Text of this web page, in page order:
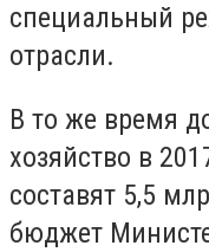
специальный
отрасли.
В то же время
хозяйство в
составят 5,5
бюджет